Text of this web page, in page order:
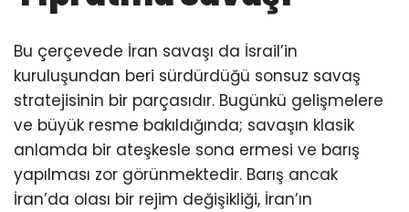
Bu çerçevede İran savaşı da İsrail’in
kuruluşundan beri sürdürdüğü sonsuz savaş
stratejisinin bir parçasıdır. Bugünkü gelişmelere
ve büyük resme bakıldığında; savaşın klasik
anlamda bir ateşkesle sona ermesi ve barış
yapılması zor görünmektedir. Barış ancak
İran’da olası bir rejim değişikliği, İran’ın